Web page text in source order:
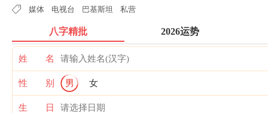
媒体 电视台 巴基斯坦 私营
八字精批 2026运势
姓 名
性 别 男 女
生 日